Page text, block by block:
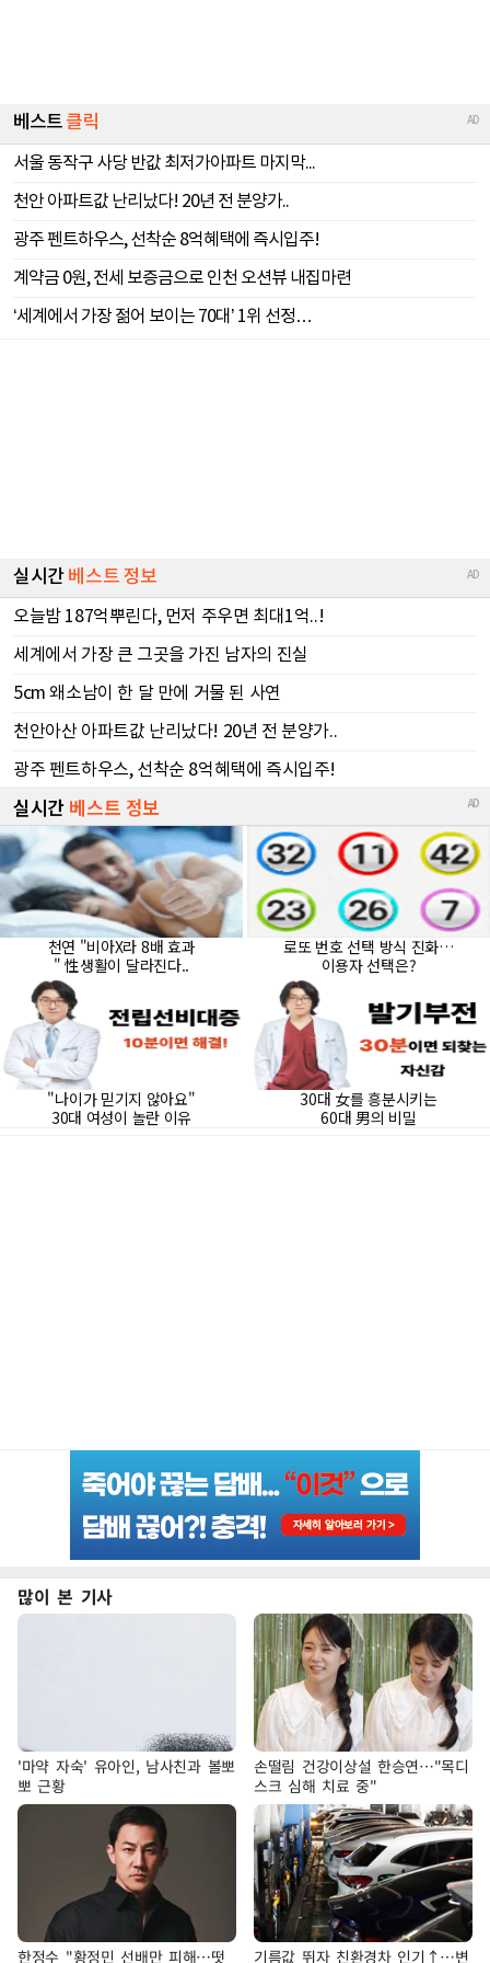
많이 본 기사
'마약 자숙' 유아인, 남사친과 볼뽀
뽀 근황
손떨림 건강이상설 한승연…"목디
스크 심해 치료 중"
한정수 "황정민 선배만 피해…떳 기름값 뛰자 친환경차 인기↑…변